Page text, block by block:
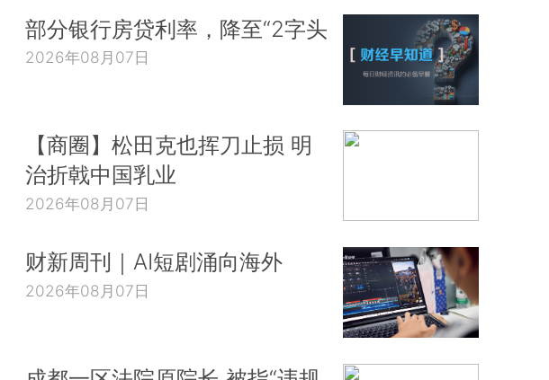
部分银行房贷利率，降至“2字头
2026年08月07日
【商圈】松田克也挥刀止损 明
治折戟中国乳业
2026年08月07日
财新周刊｜AI短剧涌向海外
2026年08月07日